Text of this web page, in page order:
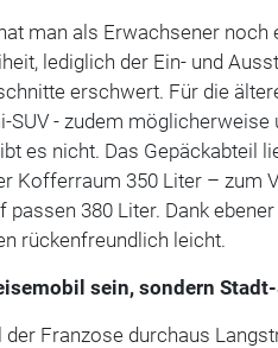
man als Erwachsener
lediglich der Ein- und
erschwert. Für die
SUV - zudem
es nicht. Das Gepäckabteil
Kofferraum 350 Liter – zum
passen 380 Liter. Dank
rückenfreundlich leicht.
sein, sondern Stadt-
der Franzose durchaus